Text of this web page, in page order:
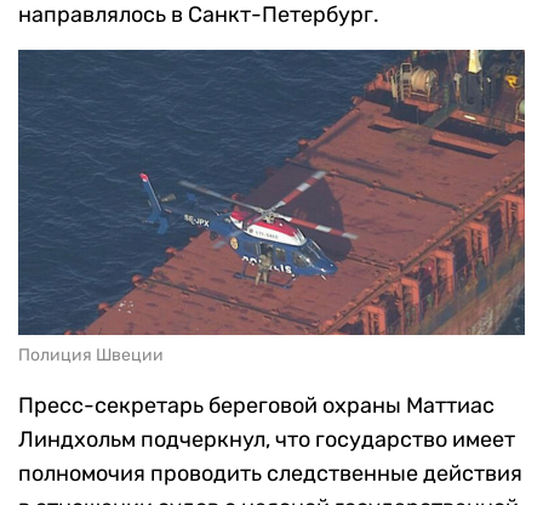
направлялось в Санкт-Петербург.
Полиция Швеции
Пресс-секретарь береговой охраны Маттиас
Линдхольм подчеркнул, что государство имеет
полномочия проводить следственные действия